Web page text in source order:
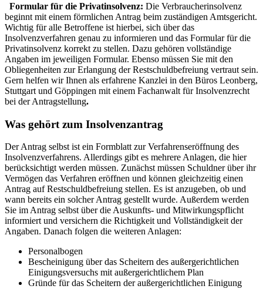
Formular für die Privatinsolvenz: Die Verbraucherinsolvenz
beginnt mit einem förmlichen Antrag beim zuständigen Amtsgericht.
Wichtig für alle Betroffene ist hierbei, sich über das
Insolvenzverfahren genau zu informieren und das Formular für die
Privatinsolvenz korrekt zu stellen. Dazu gehören vollständige
Angaben im jeweiligen Formular. Ebenso müssen Sie mit den
Obliegenheiten zur Erlangung der Restschuldbefreiung vertraut sein.
Gern helfen wir Ihnen als erfahrene Kanzlei in den Büros Leonberg,
Stuttgart und Göppingen mit einem Fachanwalt für Insolvenzrecht
bei der Antragstellung.
Was gehört zum Insolvenzantrag
Der Antrag selbst ist ein Formblatt zur Verfahrenseröffnung des
Insolvenzverfahrens. Allerdings gibt es mehrere Anlagen, die hier
berücksichtigt werden müssen. Zunächst müssen Schuldner über ihr
Vermögen das Verfahren eröffnen und können gleichzeitig einen
Antrag auf Restschuldbefreiung stellen. Es ist anzugeben, ob und
wann bereits ein solcher Antrag gestellt wurde. Außerdem werden
Sie im Antrag selbst über die Auskunfts- und Mitwirkungspflicht
informiert und versichern die Richtigkeit und Vollständigkeit der
Angaben. Danach folgen die weiteren Anlagen:
Personalbogen
Bescheinigung über das Scheitern des außergerichtlichen
Einigungsversuchs mit außergerichtlichem Plan
Gründe für das Scheitern der außergerichtlichen Einigung